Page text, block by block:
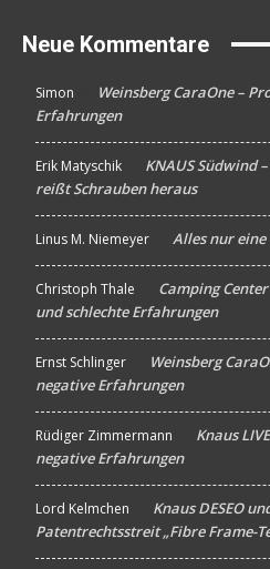
Neue Kommentare
Simon
Weinsberg CaraOne –
Erfahrungen
Erik Matyschik
KNAUS Südwind
reißt Schrauben heraus
Linus M. Niemeyer Alles nur eine
Christoph Thale
Camping
und schlechte Erfahrungen
Ernst Schlinger
Weinsberg
negative Erfahrungen
Rüdiger Zimmermann
Knaus
negative Erfahrungen
Lord Kelmchen
Knaus DESEO
Patentrechtsstreit „Fibre Frame-